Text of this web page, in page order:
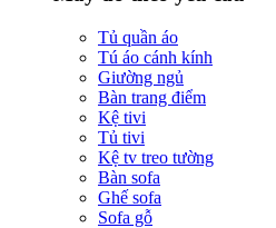
Tủ quần áo
Tú áo cánh kính
Giường ngủ
Bàn trang điểm
Kệ tivi
Tủ tivi
Kệ tv treo tường
Bàn sofa
Ghế sofa
Sofa gỗ